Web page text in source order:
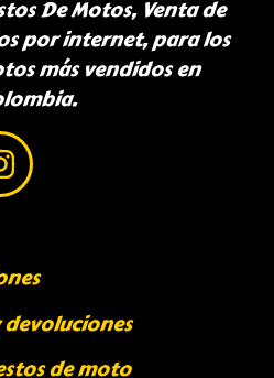
De Motos, Venta de
por internet, para los
más vendidos en
de moto